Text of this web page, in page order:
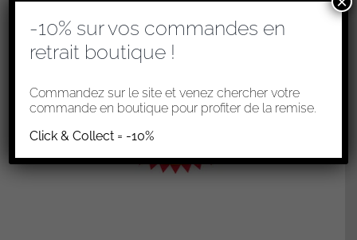
-10% sur vos commandes en
retrait boutique !
Commandez sur le site et venez chercher votre
commande en boutique pour profiter de la remise.
Click & Collect = -10%